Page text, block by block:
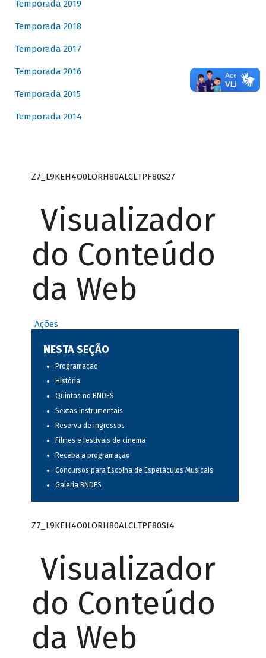
Temporada 2019
Temporada 2018
Temporada 2017
Temporada 2016
Temporada 2015
Temporada 2014
Z7_L9KEH4O0LORH80ALCLTPF80S27
Visualizador
do Conteúdo
da Web
Ações
NESTA SEÇÃO
Programação
História
Quintas no BNDES
Sextas instrumentais
Reserva de ingressos
Filmes e festivais de cinema
Receba a programação
Concursos para Escolha de Espetáculos Musicais
Galeria BNDES
Z7_L9KEH4O0LORH80ALCLTPF80SI4
Visualizador
do Conteúdo
da Web